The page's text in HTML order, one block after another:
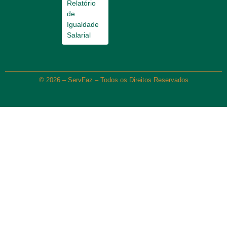
Relatório
de
Igualdade
Salarial
© 2026 – ServFaz – Todos os Direitos Reservados